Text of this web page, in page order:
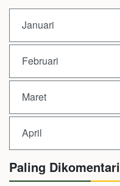
Januari
Februari
Maret
April
Paling Dikomentari